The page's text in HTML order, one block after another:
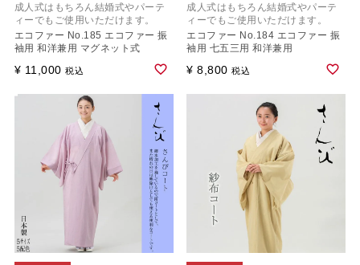
成人式はもちろん結婚式やパーテ
ィーでもご使用いただけます。
エコファー No.185 エコファー 振
袖用 和洋兼用 マグネット式
¥ 11,000 税込
成人式はもちろん結婚式やパーテ
ィーでもご使用いただけます。
エコファー No.184 エコファー 振
袖用 七五三用 和洋兼用
¥ 8,800 税込